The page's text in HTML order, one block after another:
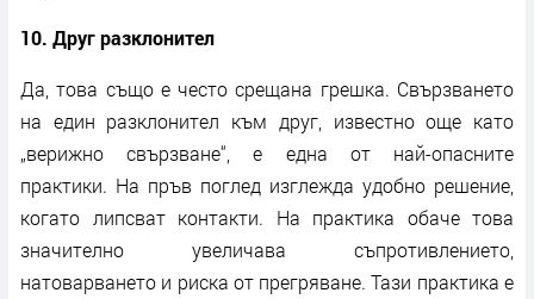
10. Друг разклонител
Да, това също е често срещана грешка. Свързването
на един разклонител към друг, известно още като
„верижно свързване“, е една от най-опасните
практики. На пръв поглед изглежда удобно решение,
когато липсват контакти. На практика обаче това
значително увеличава съпротивлението,
натоварването и риска от прегряване. Тази практика е